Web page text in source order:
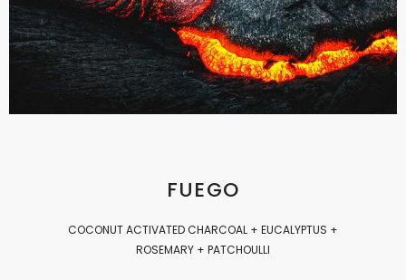
FUEGO
COCONUT ACTIVATED CHARCOAL + EUCALYPTUS +
ROSEMARY + PATCHOULLI